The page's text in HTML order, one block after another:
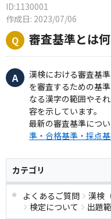
ID:1130001
作成日: 2023/07/06
審査基準とは
漢検における審査基
を審査するための基
なる漢字の範囲やそ
容を示しています。
最新の審査基準につい
準・合格基準・採点基
カテゴリ
よくあるご質問
漢検
検定について
出題